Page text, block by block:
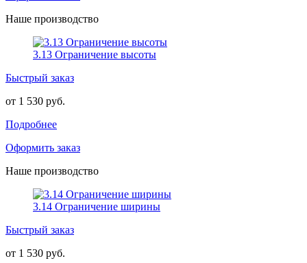
Наше производство
3.13 Ограничение высоты
Быстрый заказ
от 1 530 руб.
Подробнее
Оформить заказ
Наше производство
3.14 Ограничение ширины
Быстрый заказ
от 1 530 руб.